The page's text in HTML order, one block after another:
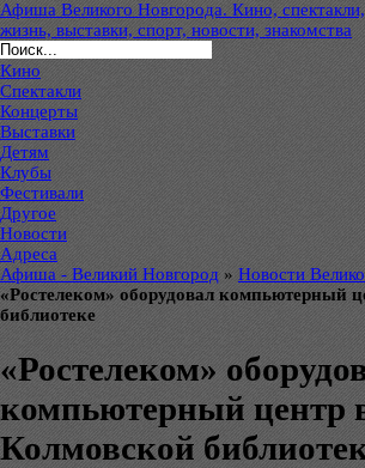
Афиша Великого Новгорода. Кино,
жизнь, выставки, спорт, новости, знакомства
Кино
Спектакли
Концерты
Выставки
Детям
Клубы
Фестивали
Другое
Новости
Адреса
Афиша - Великий Новгород » Новости
«Ростелеком» оборудовал компьютерный
библиотеке
«Ростелеком»
компьютерный центр
Колмовской